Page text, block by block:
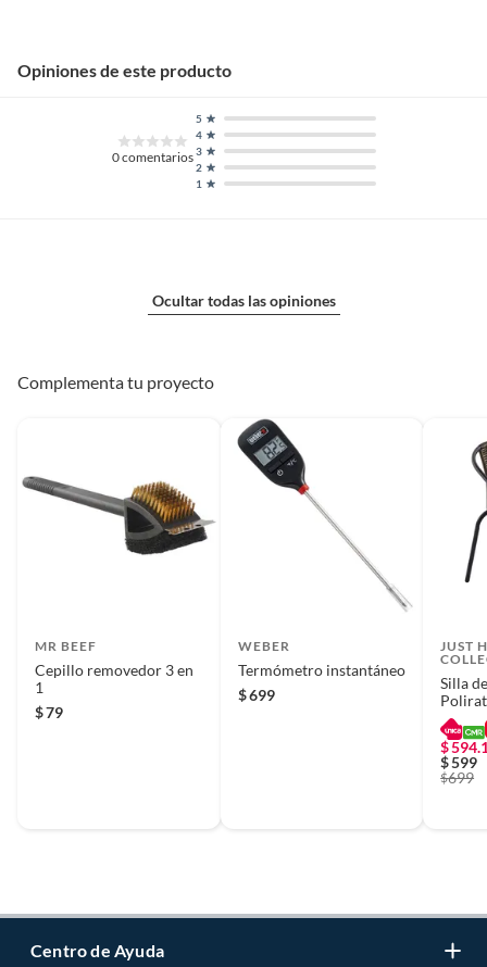
Opiniones de este producto
0comentarios
1
2
3
4
5
Ocultar todas las opiniones
Complementa tu proyecto
MR BEEF
Cepillo removedor 3 en
1
$79
WEBER
Termómetro instantáneo
$699
JUST
Silla
$
$599
$699
Centro de Ayuda